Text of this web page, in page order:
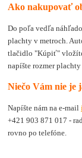
Ako nakupovať
Do poľa vedľa
plachty v metroch.
tlačidlo "Kúpiť"
napíšte rozmer
Niečo Vám nie je
Napíšte nám na e-mail
+421 903 871 017 -
rovno po telefóne.